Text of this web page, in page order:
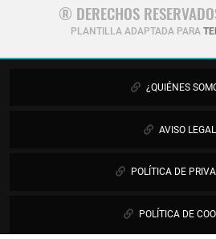
® DERECHOS
PLANTILLA ADAPTADA PARA
¿QUIÉNES
AVISO LEGAL
POLÍTICA DE
POLÍTICA DE